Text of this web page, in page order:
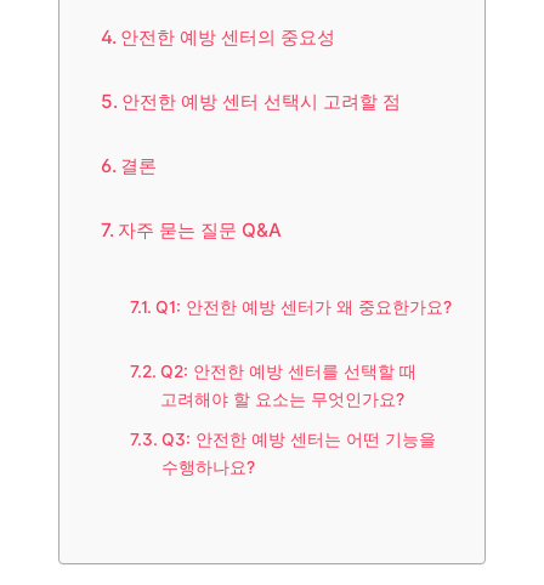
안전한 예방 센터의 중요성
안전한 예방 센터 선택시 고려할 점
결론
자주 묻는 질문 Q&A
Q1: 안전한 예방 센터가 왜 중요한가요?
Q2: 안전한 예방 센터를 선택할 때
고려해야 할 요소는 무엇인가요?
Q3: 안전한 예방 센터는 어떤 기능을
수행하나요?